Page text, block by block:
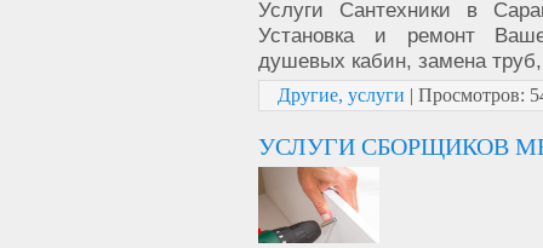
Услуги Сантехники в
Установка и ремонт
душевых кабин, замена
Другие, услуги | Просмотров:
УСЛУГИ СБОРЩИКОВ